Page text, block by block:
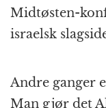
Midtøsten-
israelsk
Andre ganger
Man gjør det